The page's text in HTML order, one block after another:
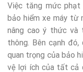
Việc tăng mức phạt
bảo hiểm xe máy từ
nâng cao ý thức và
thông. Bên cạnh
quan trọng của bảo
vệ lợi ích của tất cả